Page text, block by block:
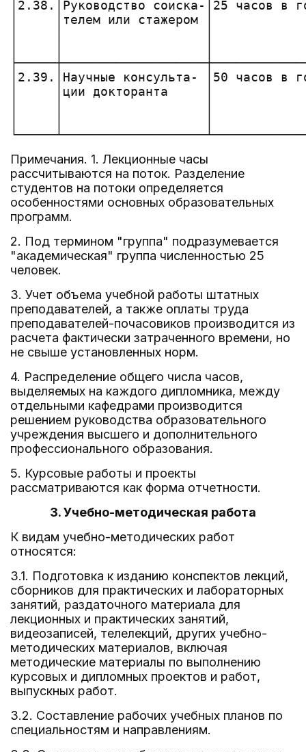
Примечания. 1. Лекционные часы
рассчитываются на поток. Разделение
студентов на потоки определяется
особенностями основных образовательных
программ.
2. Под термином "группа" подразумевается
"академическая" группа численностью 25
человек.
3. Учет объема учебной работы штатных
преподавателей, а также оплаты труда
преподавателей-почасовиков производится из
расчета фактически затраченного времени, но
не свыше установленных норм.
4. Распределение общего числа часов,
выделяемых на каждого дипломника, между
отдельными кафедрами производится
решением руководства образовательного
учреждения высшего и дополнительного
профессионального образования.
5. Курсовые работы и проекты
рассматриваются как форма отчетности.
3. Учебно-методическая работа
К видам учебно-методических работ
относятся:
3.1. Подготовка к изданию конспектов лекций,
сборников для практических и лабораторных
занятий, раздаточного материала для
лекционных и практических занятий,
видеозаписей, телелекций, других учебно-
методических материалов, включая
методические материалы по выполнению
курсовых и дипломных проектов и работ,
выпускных работ.
3.2. Составление рабочих учебных планов по
специальностям и направлениям.